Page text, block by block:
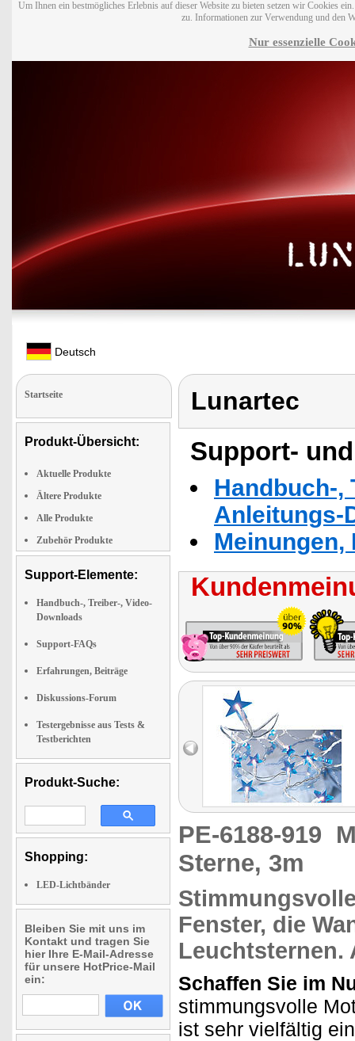
Um Ihnen ein bestmögliches Erlebnis auf dieser Website zu bieten setzen wir Cookies
zu. Informationen zur Verwendung und den
Nur essenzielle
Deutsch
Startseite
Produkt-Übersicht:
Aktuelle Produkte
Ältere Produkte
Alle Produkte
Zubehör Produkte
Support-Elemente:
Handbuch-, Treiber-, Video-
Downloads
Support-FAQs
Erfahrungen, Beiträge
Diskussions-Forum
Testergebnisse aus Tests &
Testberichten
Produkt-Suche:
Shopping:
LED-Lichtbänder
Bleiben Sie mit uns im
Kontakt und tragen Sie
hier Ihre E-Mail-Adresse
für unsere HotPrice-Mail
ein:
Lunartec
Support-
Handbuch-,
Anleitungs-
PE-6188-919
Sterne, 3m
Fenster, die
Leuchtsternen.
Schaffen Sie im
stimmungsvolle
ist sehr vielfältig